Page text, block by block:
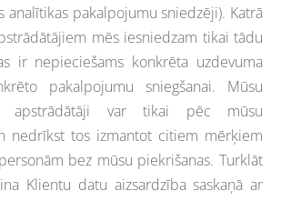
analītikas pakalpojumu sniedzēji). Katrā
mēs iesniedzam tikai tādu
ir nepieciešams konkrēta uzdevuma
pakalpojumu sniegšanai. Mūsu
apstrādātāji var tikai pēc mūsu
nedrīkst tos izmantot citiem mērķiem
bez mūsu piekrišanas. Turklāt
Klientu datu aizsardzība saskaņā ar